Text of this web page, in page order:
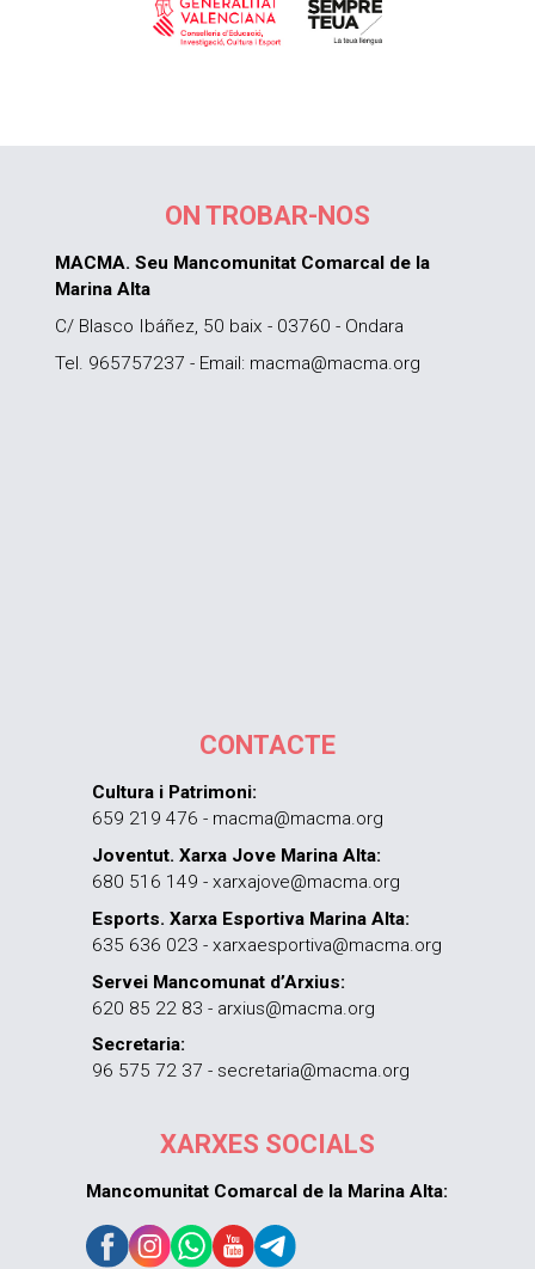
ON TROBAR-NOS
MACMA. Seu Mancomunitat Comarcal de la
Marina Alta
C/ Blasco Ibáñez, 50 baix - 03760 - Ondara
Tel. 965757237 - Email: macma@macma.org
CONTACTE
Cultura i Patrimoni:
659 219 476 - macma@macma.org
Joventut. Xarxa Jove Marina Alta:
680 516 149 - xarxajove@macma.org
Esports. Xarxa Esportiva Marina Alta:
635 636 023 - xarxaesportiva@macma.org
Servei Mancomunat d’Arxius:
620 85 22 83 - arxius@macma.org
Secretaria:
96 575 72 37 - secretaria@macma.org
XARXES SOCIALS
Mancomunitat Comarcal de la Marina Alta: